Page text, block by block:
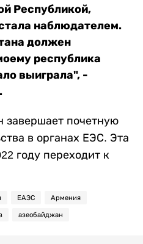
Республикой,
наблюдателем.
должен
республика
выиграла", -
завершает почетную
в органах ЕЭС. Эта
году переходит к
ЕАЭС Армения
азеобайджан